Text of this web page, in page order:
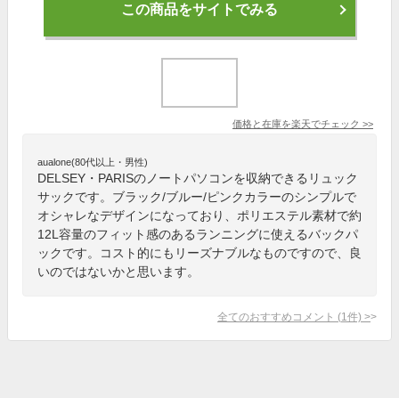
この商品をサイトでみる
価格と在庫を楽天でチェック >>
aualone(80代以上・男性)
DELSEY・PARISのノートパソコンを収納できるリュック
サックです。ブラック/ブルー/ピンクカラーのシンプルで
オシャレなデザインになっており、ポリエステル素材で約
12L容量のフィット感のあるランニングに使えるバックパ
ックです。コスト的にもリーズナブルなものですので、良
いのではないかと思います。
全てのおすすめコメント (1 件) >